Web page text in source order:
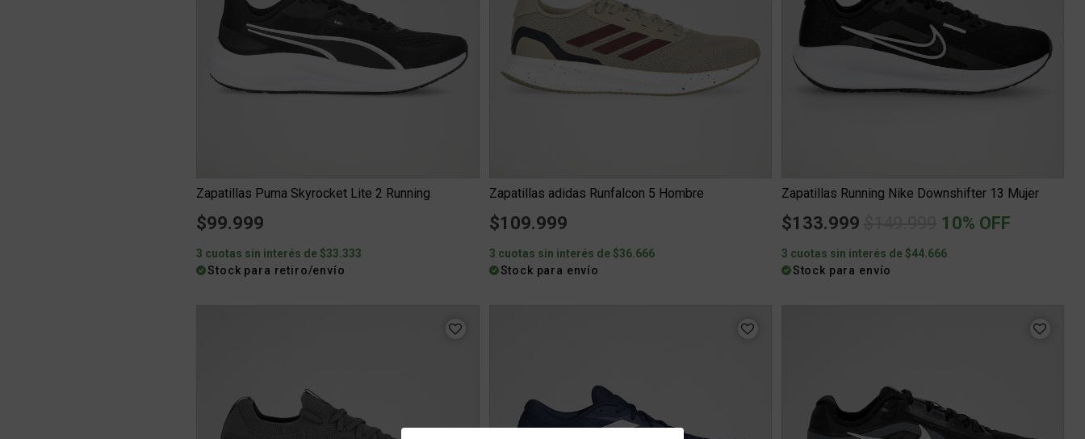
Zapatillas Puma Skyrocket Lite 2 Running
$99.999
3 cuotas sin interés de $33.333
Stock para retiro/envío
Zapatillas adidas Runfalcon 5 Hombre
$109.999
3 cuotas sin interés de $36.666
Stock para envío
Zapatillas Running Nike Downshifter 13 Mujer
$133.999 Price reduced from
to
10% OFF
3 cuotas sin interés de $44.666
Stock para envío